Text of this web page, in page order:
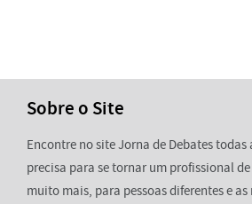
Sobre o Site
Encontre no site Jorna de Debates todas
precisa para se tornar um profissional de
muito mais, para pessoas diferentes e